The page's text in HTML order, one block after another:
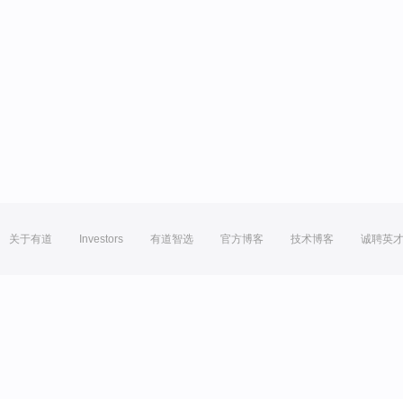
关于有道 Investors 有道智选 官方博客 技术博客 诚聘英才